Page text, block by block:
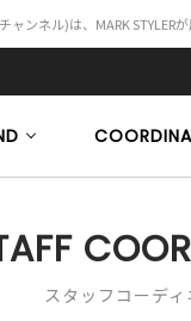
ャンネル)は、MARK STYLER
スタッフコーディ